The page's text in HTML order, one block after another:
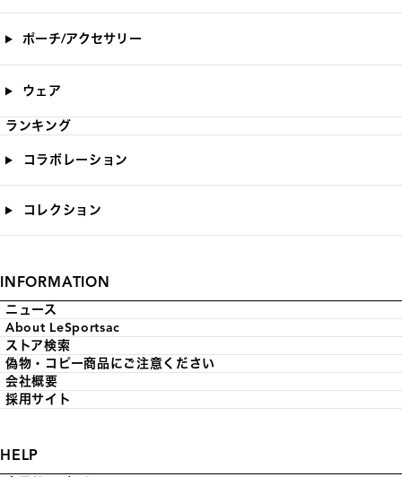
ポーチ/アクセサリー
ウェア
ランキング
コラボレーション
コレクション
INFORMATION
ニュース
About LeSportsac
ストア検索
偽物・コピー商品にご注意ください
会社概要
採用サイト
HELP